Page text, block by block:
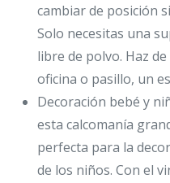
cambiar de posición
Solo necesitas una
libre de polvo. Haz
oficina o pasillo, un
Decoración bebé y
esta calcomanía
perfecta para la
de los niños. Con el